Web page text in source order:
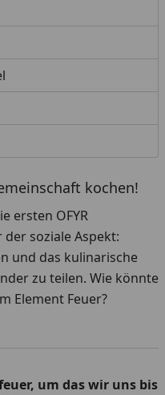
kochen!
ersten OFYR
soziale Aspekt:
und das kulinarische
zu teilen. Wie könnte
Element Feuer?
um das wir uns bis